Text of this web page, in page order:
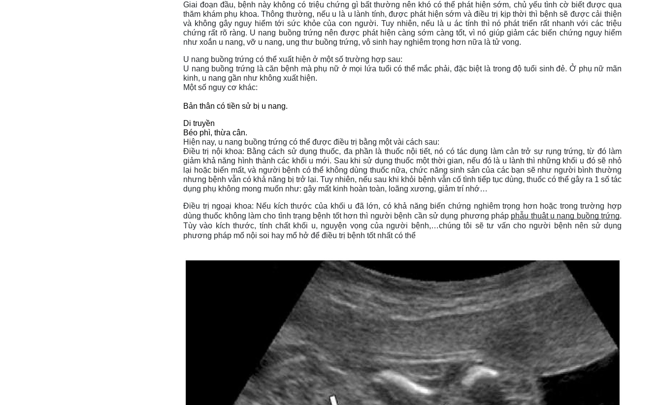
Giai đoạn đầu, bệnh này không có triệu chứng gì bất thường nên khó có thể phát hiện sớm, chủ yếu tình cờ biết được qua
thăm khám phụ khoa. Thông thường, nếu u là u lành tính, được phát hiện sớm và điều trị kịp thời thì bệnh sẽ được cải thiện
và không gây nguy hiểm tới sức khỏe của con người. Tuy nhiên, nếu là u ác tính thì nó phát triển rất nhanh với các triệu
chứng rất rõ ràng. U nang buồng trứng nên được phát hiện càng sớm càng tốt, vì nó giúp giảm các biến chứng nguy hiểm
như xoắn u nang, vỡ u nang, ung thư buồng trứng, vô sinh hay nghiêm trọng hơn nữa là tử vong.
U nang buồng trứng có thể xuất hiện ở một số trường hợp sau:
U nang buồng trứng là căn bệnh mà phụ nữ ở mọi lứa tuổi có thể mắc phải, đặc biệt là trong độ tuổi sinh đẻ. Ở phụ nữ mãn
kinh, u nang gần như không xuất hiện.
Một số nguy cơ khác:
Bản thân có tiền sử bị u nang.
Di truyền
Béo phì, thừa cân.
Hiện nay, u nang buồng trứng có thể được điều trị bằng một vài cách sau:
Điều trị nội khoa: Bằng cách sử dụng thuốc, đa phần là thuốc nội tiết, nó có tác dụng làm cản trở sự rụng trứng, từ đó làm
giảm khả năng hình thành các khối u mới. Sau khi sử dụng thuốc một thời gian, nếu đó là u lành thì những khối u đó sẽ nhỏ
lại hoặc biến mất, và người bệnh có thể không dùng thuốc nữa, chức năng sinh sản của các bạn sẽ như người bình thường
nhưng bệnh vẫn có khả năng bị trở lại. Tuy nhiên, nếu sau khi khỏi bệnh vẫn cố tình tiếp tục dùng, thuốc có thể gây ra 1 số tác
dụng phụ không mong muốn như: gây mất kinh hoàn toàn, loãng xương, giảm trí nhớ…
Điều trị ngoại khoa: Nếu kích thước của khối u đã lớn, có khả năng biến chứng nghiêm trọng hơn hoặc trong trường hợp
dùng thuốc không làm cho tình trạng bệnh tốt hơn thì người bệnh cần sử dụng phương pháp phẫu thuật u nang buồng trứng.
Tùy vào kích thước, tính chất khối u, nguyện vọng của người bệnh,…chúng tôi sẽ tư vấn cho người bệnh nên sử dụng
phương pháp mổ nội soi hay mổ hở để điều trị bệnh tốt nhất có thể